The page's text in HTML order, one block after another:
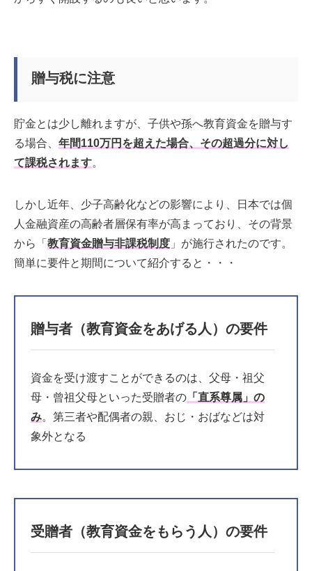
贈与税に注意
貯金とは少し離れますが、子供や孫へ教育資金を贈与す
る場合、 年間110万円を超えた場合、その超過分に対し
て課税されます。
しかし近年、少子高齢化などの影響により、日本では個
人金融資産の高齢者層保有率が高まっており、その背景
から「 教育資金贈与非課税制度 」が施行されたのです。
簡単に要件と期間について紹介すると・・・
贈与者（教育資金をあげる人）の要件
資金を受け渡すことができるのは、父母・祖父
母・曾祖父母といった受贈者の 「直系尊属」の
み。第三者や配偶者の親、おじ・おばなどは対
象外となる
受贈者（教育資金をもらう人）の要件